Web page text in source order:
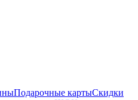
Подарочные картыСкидки